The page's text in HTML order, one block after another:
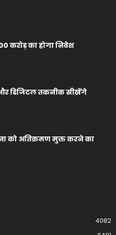
करोड़ का होगा निवेश
डिजिटल तकनीक सीखेंगे
को अतिक्रमण मुक्त करने का
4082